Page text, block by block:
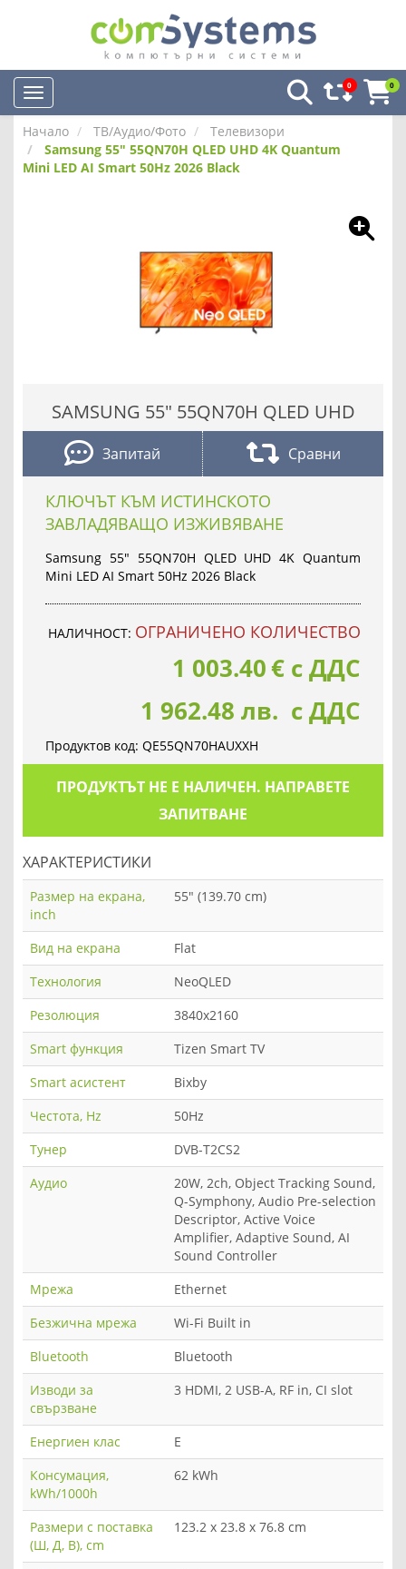
0 0
Начало ТВ/Аудио/Фото
Телевизори
Samsung 55" 55QN70H QLED UHD 4K Quantum
Mini LED AI Smart 50Hz 2026 Black
SAMSUNG 55" 55QN70H QLED UHD
Запитай Сравни
КЛЮЧЪТ КЪМ ИСТИНСКОТО
ЗАВЛАДЯВАЩО ИЗЖИВЯВАНЕ
Samsung 55" 55QN70H QLED UHD 4K Quantum
Mini LED AI Smart 50Hz 2026 Black
НАЛИЧНОСТ: OГРАНИЧЕНО КОЛИЧЕСТВО
1 003.40€ с ДДС
1 962.48 лв. с ДДС
Продуктов код: QE55QN70HAUXXH
ПРОДУКТЪТ НЕ Е НАЛИЧЕН. НАПРАВЕТЕ
ЗАПИТВАНЕ
ХАРАКТЕРИСТИКИ
Размер на екрана,
inch
55" (139.70 cm)
Вид на екрана
Flat
Технология
NeoQLED
Резолюция
3840x2160
Smart функция
Tizen Smart TV
Smart асистент
Bixby
Честота, Hz
50Hz
Тунер
DVB-T2CS2
Аудио
20W, 2ch, Object Tracking Sound,
Q-Symphony, Audio Pre-selection
Descriptor, Active Voice
Amplifier, Adaptive Sound, AI
Sound Controller
Мрежа
Ethernet
Безжична мрежа
Wi-Fi Built in
Bluetooth
Bluetooth
Изводи за
свързване
3 HDMI, 2 USB-A, RF in, CI slot
Енергиен клас
E
Консумация,
kWh/1000h
62 kWh
Размери с поставка
(Ш, Д, В), cm
123.2 x 23.8 x 76.8 cm